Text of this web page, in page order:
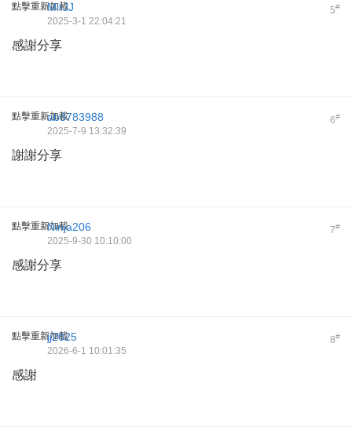
點擊重新加載 5#
MirJJ
2025-3-1 22:04:21
感謝分享
點擊重新加載 6#
ab3783988
2025-7-9 13:32:39
謝謝分享
點擊重新加載 7#
Ninja206
2025-9-30 10:10:00
感謝分享
點擊重新加載 8#
jj2025
2026-6-1 10:01:35
感謝